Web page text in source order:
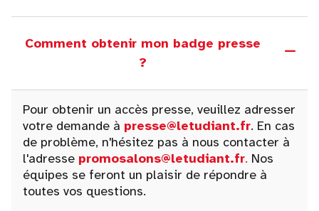
Comment obtenir mon badge presse
?
Pour obtenir un accès presse, veuillez adresser
votre demande à presse@letudiant.fr. En cas
de problème, n'hésitez pas à nous contacter à
l'adresse promosalons@letudiant.fr. Nos
équipes se feront un plaisir de répondre à
toutes vos questions.